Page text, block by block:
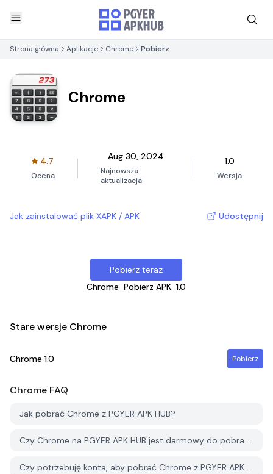
Strona główna Aplikacje Chrome Pobierz
Chrome
4.7
Ocena
Aug 30, 2024
Najnowsza
aktualizacja
1.0
Wersja
Jak zainstalować plik XAPK / APK Udostępnij
Pobierz teraz
Chrome Pobierz APK 1.0
Stare wersje Chrome
Chrome 1.0 Pobierz
Chrome FAQ
Jak pobrać Chrome z PGYER APK HUB?
Czy Chrome na PGYER APK HUB jest darmowy do pobrania?
Czy potrzebuję konta, aby pobrać Chrome z PGYER APK HUB?